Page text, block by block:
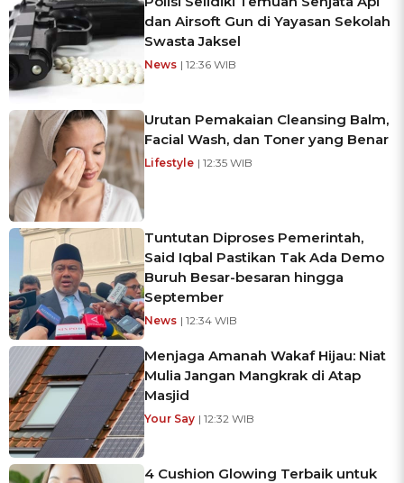
dan Airsoft Gun di Yayasan Sekolah
Swasta Jaksel
News | 12:36 WIB
Urutan Pemakaian Cleansing Balm,
Facial Wash, dan Toner yang Benar
Lifestyle | 12:35 WIB
Tuntutan Diproses Pemerintah,
Said Iqbal Pastikan Tak Ada Demo
Buruh Besar-besaran hingga
September
News | 12:34 WIB
Menjaga Amanah Wakaf Hijau: Niat
Mulia Jangan Mangkrak di Atap
Masjid
Your Say | 12:32 WIB
4 Cushion Glowing Terbaik untuk